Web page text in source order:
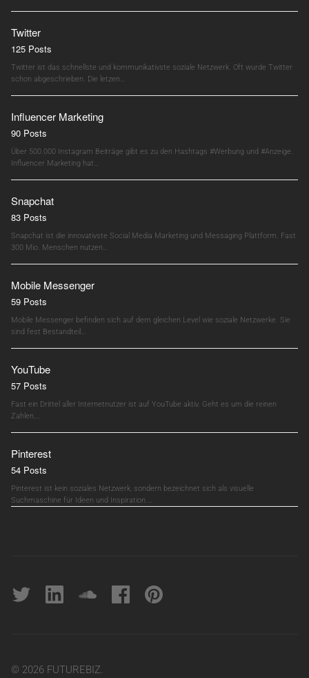
Twitter
125 Posts
Twitter ist das schnellste und kommunikativste soziale Netzwerk. Oft wurde Twitter
schon abgeschrieben. Die letzen…
Influencer Marketing
90 Posts
Über 500.000 Instagram Beiträge gibt es zu den Hashtags #Werbung und #Anzeige.
Influencer Marketing hat…
Snapchat
83 Posts
Snapchat ist die innovativste Social Media Marketing und Messaging Plattform. Fast
300 Mio. Menschen nutzen…
Mobile Messenger
59 Posts
Mobile Messenger befinden sich auf dem gleichen Level wie soziale Netzwerke. Sie
sind fest Bestandteil…
YouTube
57 Posts
Fast ein Drittel aller Internetnutzer ist auf YouTube aktiv. Geht es um die reinen
Zahlen,…
Pinterest
54 Posts
Pinterest ist kein soziales Netzwerk, sondern bezeichnet sich als visuelle
Suchmaschine für Ideen und Inspiration.…
Twitter linkedin soundcloudFacebookpinterest
© 2026 FUTUREBIZ.